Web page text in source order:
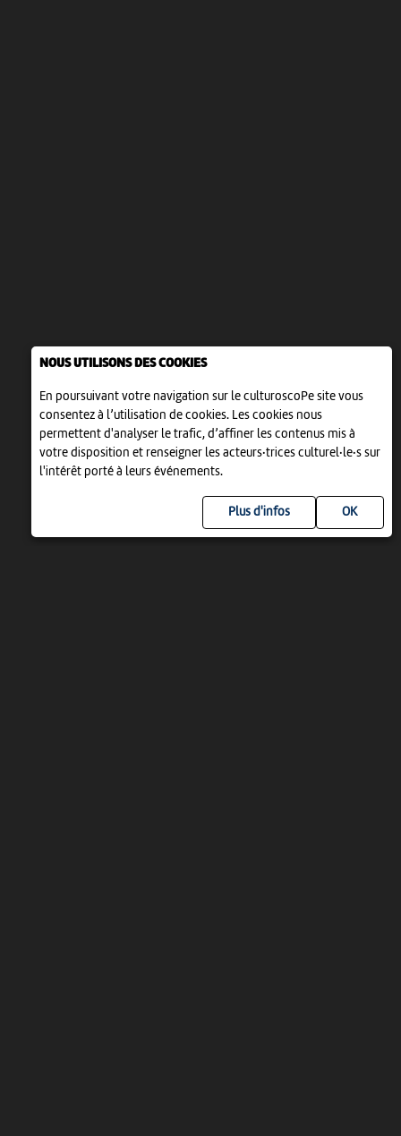
NOUS UTILISONS DES COOKIES
En poursuivant votre navigation sur le culturoscoPe site vous
consentez à l’utilisation de cookies. Les cookies nous
permettent d'analyser le trafic, d’affiner les contenus mis à
votre disposition et renseigner les acteurs·trices culturel·le·s sur
l'intérêt porté à leurs événements.
Plus d'infos